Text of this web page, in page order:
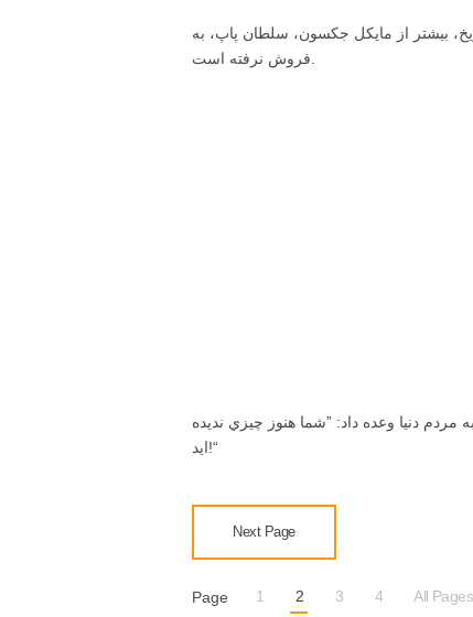
بيشتر از مايكل جكسون، سلطان پاپ، به
دنيا وعده داد: ”شما هنوز چيزي نديده
ايد!“
Next Page
Page 1 2 3 4 All Pages